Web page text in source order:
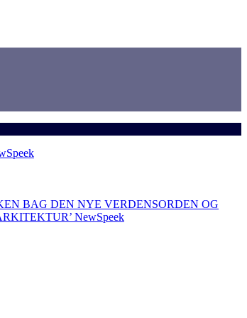
BAG DEN NYE VERDENSORDEN OG
NewSpeek